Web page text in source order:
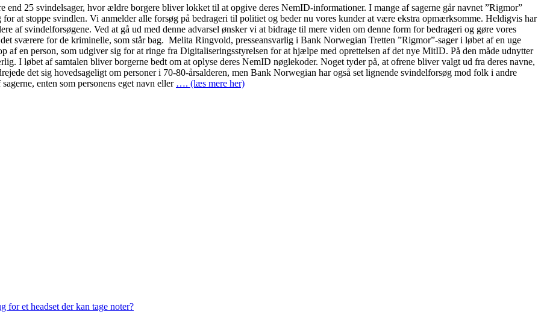
end 25 svindelsager, hvor ældre borgere bliver lokket til at opgive deres NemID-informationer. I mange af sagerne går navnet ”Rigmor”
at stoppe svindlen. Vi anmelder alle forsøg på bedrageri til politiet og beder nu vores kunder at være ekstra opmærksomme. Heldigvis har
af svindelforsøgene. Ved at gå ud med denne advarsel ønsker vi at bidrage til mere viden om denne form for bedrageri og gøre vores
sværere for de kriminelle, som står bag. Melita Ringvold, presseansvarlig i Bank Norwegian Tretten ”Rigmor”-sager i løbet af en uge
af en person, som udgiver sig for at ringe fra Digitaliseringsstyrelsen for at hjælpe med oprettelsen af det nye MitID. På den måde udnytter
I løbet af samtalen bliver borgerne bedt om at oplyse deres NemID nøglekoder. Noget tyder på, at ofrene bliver valgt ud fra deres navne,
det sig hovedsageligt om personer i 70-80-årsalderen, men Bank Norwegian har også set lignende svindelforsøg mod folk i andre
enten som personens eget navn eller …. (læs mere her)
et headset der kan tage noter?